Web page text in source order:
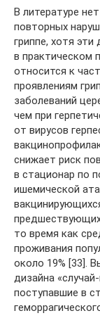
В литературе
повторных
гриппе, хотя
в практическом
относится к
проявлениям
заболеваний
чем при
от вирусов
снижает риск
в стационар по
ишемической
то время как
проживания
около 19% [33].
дизайна
поступавшие в